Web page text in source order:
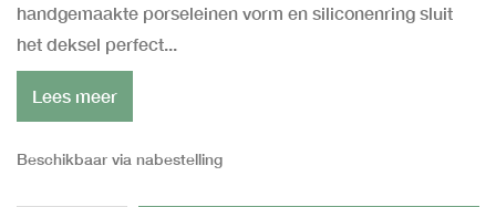
handgemaakte porseleinen vorm en siliconenring sluit
het deksel perfect...
Lees meer
Beschikbaar via nabestelling